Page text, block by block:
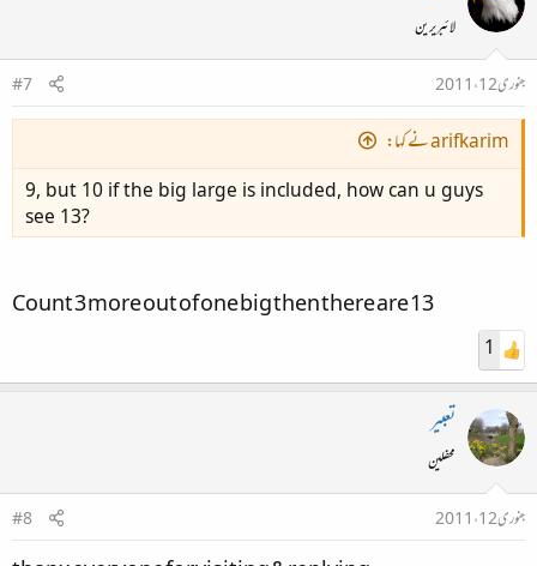
لائبریرین
جنوری 12، 2011
#7
arifkarim نے کہا:
9, but 10 if the big large is included, how can u guys
see 13?​
Count 3 more out of one big then there are 13​
1
تعبیر
محفلین
جنوری 12، 2011
#8